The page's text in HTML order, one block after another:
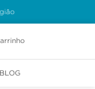
BLOG